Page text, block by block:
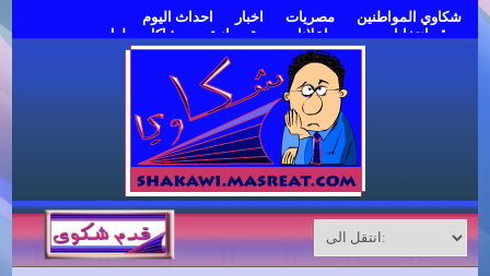
شكاوي المواطنين مصريات اخبار
احداث اليوم
موقع انتخابات مصر
اعلانات مبوبة مجانية
مشاكل وحلول